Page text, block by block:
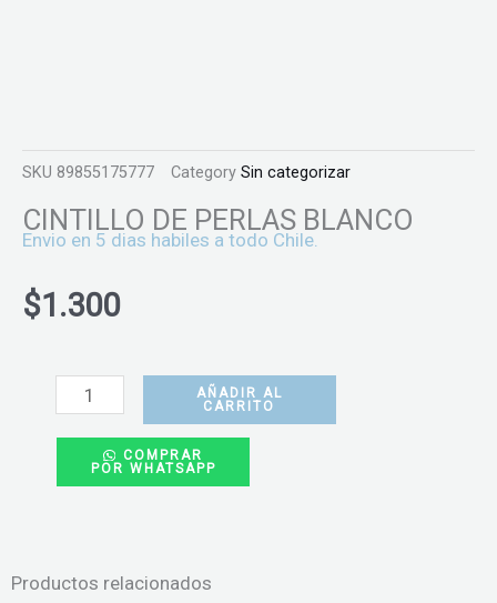
SKU 89855175777 Category Sin categorizar
CINTILLO DE PERLAS BLANCO
Envio en 5 dias habiles a todo Chile.
$1.300
BLANCO
AÑADIR AL
CARRITO
COMPRAR
POR WHATSAPP
Productos relacionados